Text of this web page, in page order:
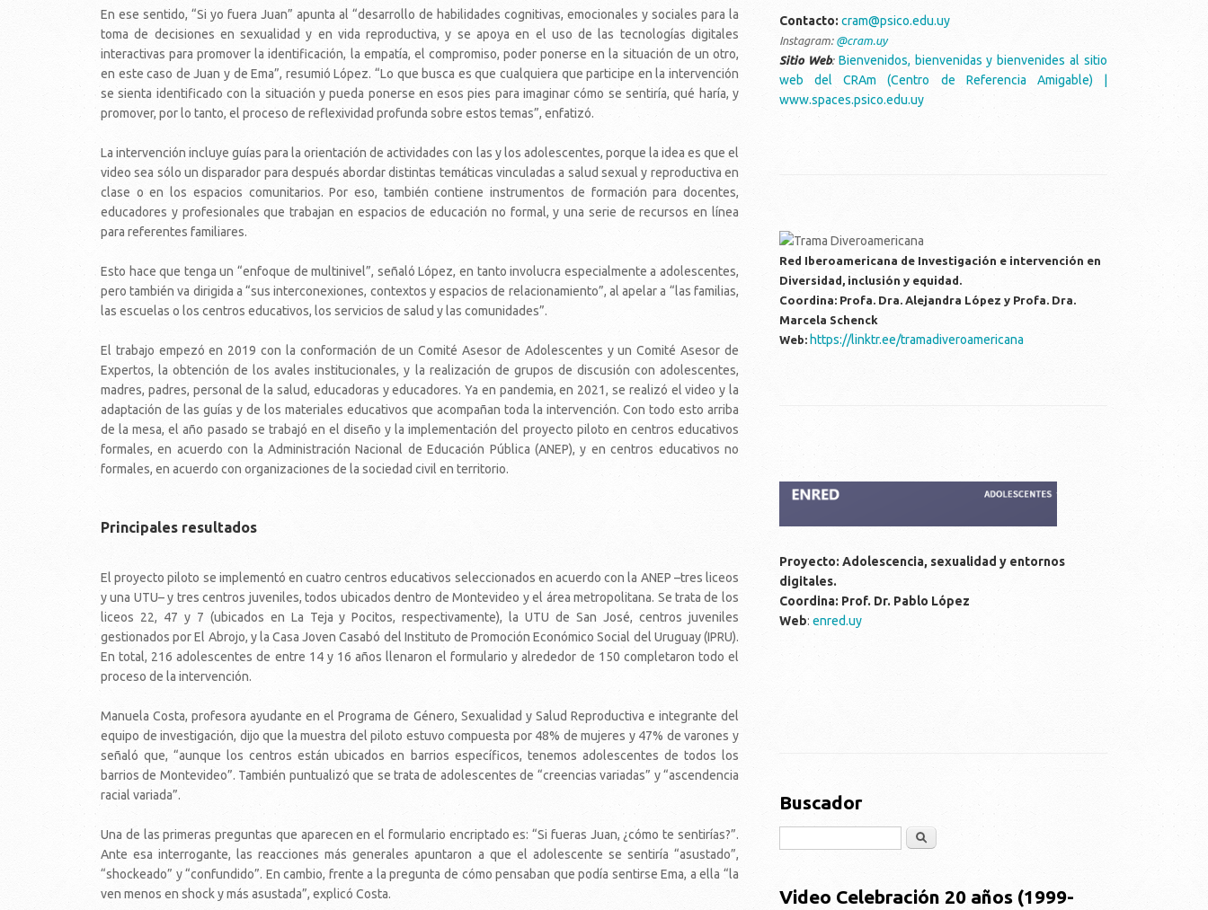
En ese sentido, “Si yo fuera Juan” apunta al “desarrollo de habilidades cognitivas, emocionales y sociales para la
toma de decisiones en sexualidad y en vida reproductiva, y se apoya en el uso de las tecnologías digitales
interactivas para promover la identificación, la empatía, el compromiso, poder ponerse en la situación de un otro,
en este caso de Juan y de Ema”, resumió López. “Lo que busca es que cualquiera que participe en la intervención
se sienta identificado con la situación y pueda ponerse en esos pies para imaginar cómo se sentiría, qué haría, y
promover, por lo tanto, el proceso de reflexividad profunda sobre estos temas”, enfatizó.
La intervención incluye guías para la orientación de actividades con las y los adolescentes, porque la idea es que el
video sea sólo un disparador para después abordar distintas temáticas vinculadas a salud sexual y reproductiva en
clase o en los espacios comunitarios. Por eso, también contiene instrumentos de formación para docentes,
educadores y profesionales que trabajan en espacios de educación no formal, y una serie de recursos en línea
para referentes familiares.
Esto hace que tenga un “enfoque de multinivel”, señaló López, en tanto involucra especialmente a adolescentes,
pero también va dirigida a “sus interconexiones, contextos y espacios de relacionamiento”, al apelar a “las familias,
las escuelas o los centros educativos, los servicios de salud y las comunidades”.
El trabajo empezó en 2019 con la conformación de un Comité Asesor de Adolescentes y un Comité Asesor de
Expertos, la obtención de los avales institucionales, y la realización de grupos de discusión con adolescentes,
madres, padres, personal de la salud, educadoras y educadores. Ya en pandemia, en 2021, se realizó el video y la
adaptación de las guías y de los materiales educativos que acompañan toda la intervención. Con todo esto arriba
de la mesa, el año pasado se trabajó en el diseño y la implementación del proyecto piloto en centros educativos
formales, en acuerdo con la Administración Nacional de Educación Pública (ANEP), y en centros educativos no
formales, en acuerdo con organizaciones de la sociedad civil en territorio.
Principales resultados
El proyecto piloto se implementó en cuatro centros educativos seleccionados en acuerdo con la ANEP –tres liceos
y una UTU– y tres centros juveniles, todos ubicados dentro de Montevideo y el área metropolitana. Se trata de los
liceos 22, 47 y 7 (ubicados en La Teja y Pocitos, respectivamente), la UTU de San José, centros juveniles
gestionados por El Abrojo, y la Casa Joven Casabó del Instituto de Promoción Económico Social del Uruguay (IPRU).
En total, 216 adolescentes de entre 14 y 16 años llenaron el formulario y alrededor de 150 completaron todo el
proceso de la intervención.
Manuela Costa, profesora ayudante en el Programa de Género, Sexualidad y Salud Reproductiva e integrante del
equipo de investigación, dijo que la muestra del piloto estuvo compuesta por 48% de mujeres y 47% de varones y
señaló que, “aunque los centros están ubicados en barrios específicos, tenemos adolescentes de todos los
barrios de Montevideo”. También puntualizó que se trata de adolescentes de “creencias variadas” y “ascendencia
racial variada”.
Una de las primeras preguntas que aparecen en el formulario encriptado es: “Si fueras Juan, ¿cómo te sentirías?”.
Ante esa interrogante, las reacciones más generales apuntaron a que el adolescente se sentiría “asustado”,
“shockeado” y “confundido”. En cambio, frente a la pregunta de cómo pensaban que podía sentirse Ema, a ella “la
ven menos en shock y más asustada”, explicó Costa.
Contacto: cram@psico.edu.uy
Instagram: @cram.uy
Sitio Web: Bienvenidos, bienvenidas y bienvenides al sitio
web del CRAm (Centro de Referencia Amigable) |
www.spaces.psico.edu.uy
Red Iberoamericana de Investigación e intervención en
Diversidad, inclusión y equidad.
Coordina: Profa. Dra. Alejandra López y Profa. Dra.
Marcela Schenck
Web: https://linktr.ee/tramadiveroamericana
Proyecto: Adolescencia, sexualidad y entornos
digitales.
Coordina: Prof. Dr. Pablo López
Web: enred.uy
Buscador
Buscar
Video Celebración 20 años (1999-